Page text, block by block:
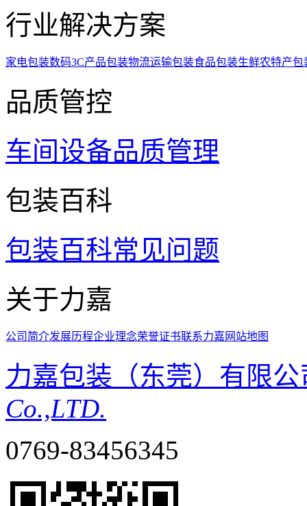
行业解决方案
家电包装数码3C产品包装物流运输包装食品包装生鲜农特产包
品质管控
车间设备品质管理
包装百科
包装百科常见问题
关于力嘉
公司简介发展历程企业理念荣誉证书联系力嘉 网站地图
力嘉包装（东莞）有限
Co.,LTD.
0769-83456345